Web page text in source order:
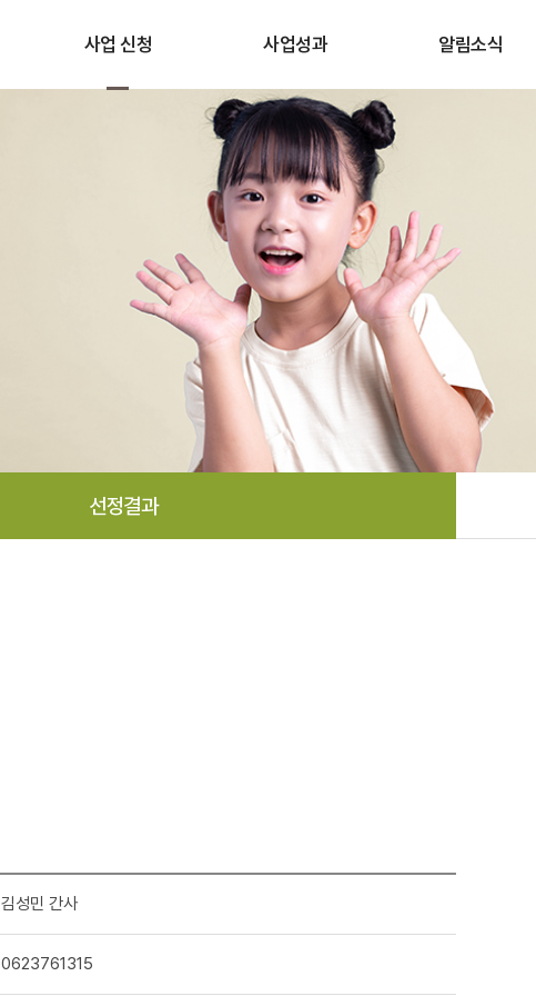
사업 신청 사업성과
스토리
성과보고
알림소식
자주하는 질문
선정결과
김성민 간사
0623761315